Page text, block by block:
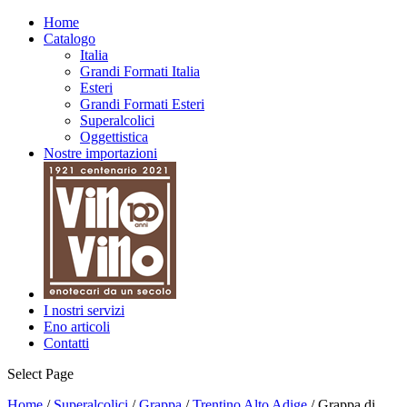
Home
Catalogo
Italia
Grandi Formati Italia
Esteri
Grandi Formati Esteri
Superalcolici
Oggettistica
Nostre importazioni
I nostri servizi
Eno articoli
Contatti
Select Page